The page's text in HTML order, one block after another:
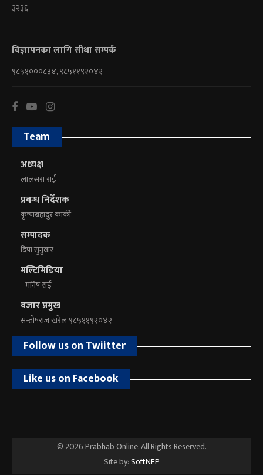
३२३६
विज्ञापनका लागि सीधा सम्पर्क
९८५१०००८३४, ९८५११९२०४२
Team
अध्यक्ष
लालसरा राई
प्रबन्ध निर्देशक
कृष्णबहादुर कार्की
सम्पादक
दिपा सुनुवार
मल्टिमिडिया
- मनिष राई
बजार प्रमुख
सन्तोषराज खरेल ९८५११९२०४२
Follow us on Twiitter
Like us on Facebook
© 2026 Prabhab Online. All Rights Reserved.
Site by:SoftNEP